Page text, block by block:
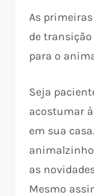
As
de
para o
Seja
acostumar
em sua
as
Mesmo